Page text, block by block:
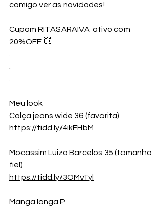
comigo ver as novidades!
Cupom RITASARAIVA  ativo com
20%OFF 💥
Meu look
Calça jeans wide 36 (favorita)
https://tidd.ly/4ikFHbM
Mocassim Luiza Barcelos 35 (tamanho
fiel)
https://tidd.ly/3OMvTyl
Manga longa P